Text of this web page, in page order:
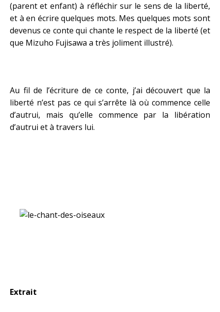
(parent et enfant) à réfléchir sur le sens de la liberté,
et à en écrire quelques mots. Mes quelques mots sont
devenus ce conte qui chante le respect de la liberté (et
que Mizuho Fujisawa a très joliment illustré).
Au fil de l’écriture de ce conte, j’ai découvert que la
liberté n’est pas ce qui s’arrête là où commence celle
d’autrui, mais qu’elle commence par la libération
d’autrui et à travers lui.
Extrait